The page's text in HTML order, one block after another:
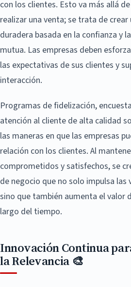
con los clientes. Esto va más allá
realizar una venta; se trata de crear
duradera basada en la confianza y
mutua. Las empresas deben
las expectativas de sus clientes y
interacción.
Programas de fidelización,
atención al cliente de alta calidad
las maneras en que las empresas
relación con los clientes. Al
comprometidos y satisfechos, se
de negocio que no solo impulsa las
sino que también aumenta el valor
largo del tiempo.
Innovación Continua
la Relevancia 🎨